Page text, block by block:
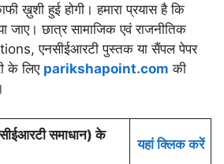
ख़ुशी हुई होगी। हमारा प्रयास है कि
जाए। छात्र सामाजिक एवं राजनीतिक
एनसीईआरटी पुस्तक या सैंपल पेपर
के लिए parikshapoint.com की
समाधान) के
यहां क्लिक करें